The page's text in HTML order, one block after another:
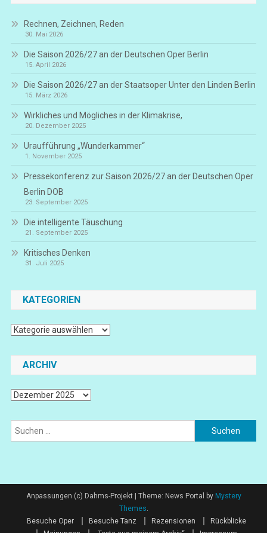
Rechnen, Zeichnen, Reden
30. Mai 2026
Die Saison 2026/27 an der Deutschen Oper Berlin
15. April 2026
Die Saison 2026/27 an der Staatsoper Unter den Linden Berlin
15. März 2026
Wirkliches und Mögliches in der Klimakrise,
20. Dezember 2025
Uraufführung „Wunderkammer“
1. November 2025
Pressekonferenz zur Saison 2026/27 an der Deutschen Oper
Berlin DOB
23. September 2025
Die intelligente Täuschung
21. September 2025
Kritisches Denken
31. Juli 2025
KATEGORIEN
Kategorien
ARCHIV
Archiv
Suchen
nach:
Anpassungen (c) Dahms-Projekt Theme: News Portal by Mystery
Themes.
Besuche Oper
Besuche Tanz Rezensionen
Rückblicke